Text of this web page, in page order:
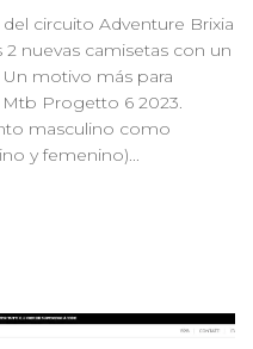
del circuito Adventure Brixia
2 nuevas camisetas con un
motivo más para
Progetto 6 2023.
masculino como
y femenino)...